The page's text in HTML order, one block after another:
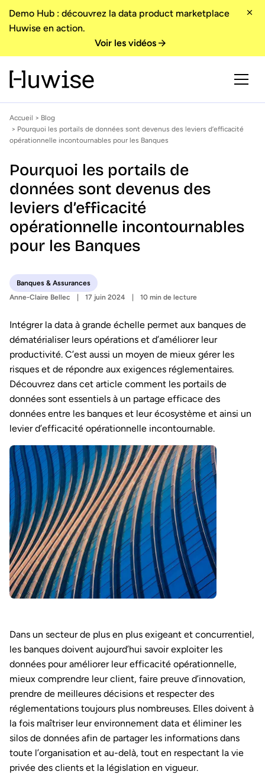
Demo Hub : découvrez la data product marketplace
Huwise en action.
Voir les vidéos
Accueil > Blog
> Pourquoi les portails de données sont devenus des leviers d’efficacité
opérationnelle incontournables pour les Banques
Pourquoi les portails de
données sont devenus des
leviers d’efficacité
opérationnelle incontournables
pour les Banques
Banques & Assurances
Anne-Claire Bellec
17 juin 2024 10 min de lecture
Intégrer la data à grande échelle permet aux banques de
dématérialiser leurs opérations et d’améliorer leur
productivité. C’est aussi un moyen de mieux gérer les
risques et de répondre aux exigences réglementaires.
Découvrez dans cet article comment les portails de
données sont essentiels à un partage efficace des
données entre les banques et leur écosystème et ainsi un
levier d’efficacité opérationnelle incontournable.
Dans un secteur de plus en plus exigeant et concurrentiel,
les banques doivent aujourd’hui savoir exploiter les
données pour améliorer leur efficacité opérationnelle,
mieux comprendre leur client, faire preuve d’innovation,
prendre de meilleures décisions et respecter des
réglementations toujours plus nombreuses. Elles doivent à
la fois maîtriser leur environnement data et éliminer les
silos de données afin de partager les informations dans
toute l’organisation et au-delà, tout en respectant la vie
privée des clients et la législation en vigueur.